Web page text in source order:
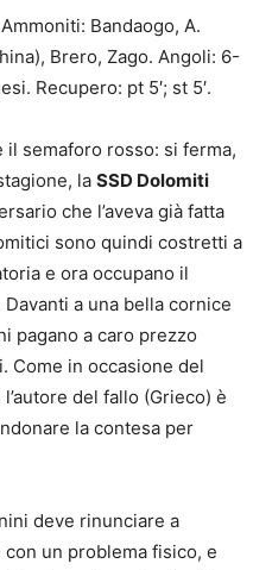
Bandaogo, A.
Brero, Zago. Angoli: 6-
Recupero: pt 5′; st 5′.
il semaforo rosso: si ferma,
la SSD Dolomiti
che l’aveva già fatta
sono quindi costretti a
e ora occupano il
a una bella cornice
pagano a caro prezzo
Come in occasione del
del fallo (Grieco) è
la contesa per
deve rinunciare a
un problema fisico, e